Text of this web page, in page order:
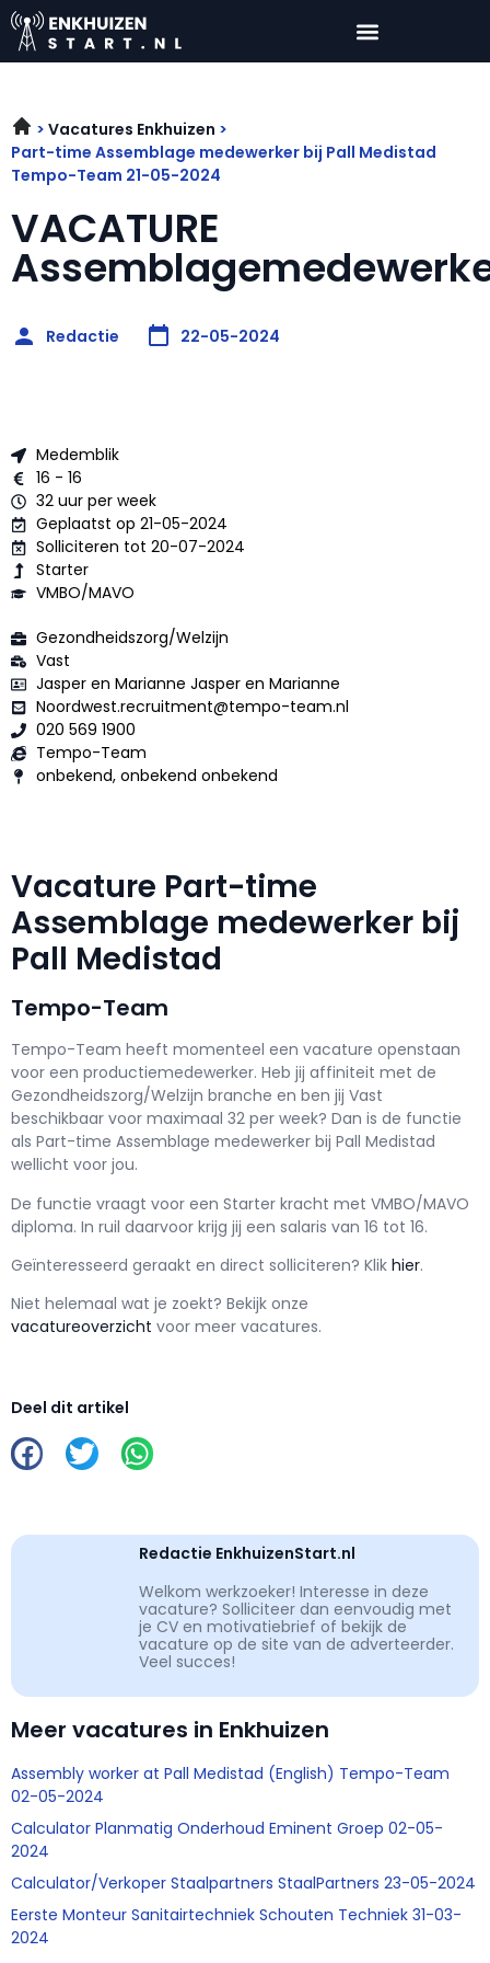
Vacatures Enkhuizen
Part-time Assemblage medewerker bij Pall Medistad
Tempo-Team 21-05-2024
VACATURE
Redactie 22-05-2024
Medemblik
16 - 16
32 uur per week
Geplaatst op 21-05-2024
Solliciteren tot 20-07-2024
Starter
VMBO/MAVO
Gezondheidszorg/Welzijn
Vast
Jasper en Marianne Jasper en Marianne
Noordwest.recruitment@tempo-team.nl
020 569 1900
Tempo-Team
onbekend, onbekend onbekend
Vacature Part-time
Assemblage medewerker bij
Pall Medistad
Tempo-Team
Tempo-Team heeft momenteel een vacature openstaan
voor een productiemedewerker. Heb jij affiniteit met de
Gezondheidszorg/Welzijn branche en ben jij Vast
beschikbaar voor maximaal 32 per week? Dan is de functie
als Part-time Assemblage medewerker bij Pall Medistad
wellicht voor jou.
De functie vraagt voor een Starter kracht met VMBO/MAVO
diploma. In ruil daarvoor krijg jij een salaris van 16 tot 16.
Geïnteresseerd geraakt en direct solliciteren? Klik hier.
Niet helemaal wat je zoekt? Bekijk onze
vacatureoverzicht voor meer vacatures.
Deel dit artikel
Redactie EnkhuizenStart.nl
Welkom werkzoeker! Interesse in deze
vacature? Solliciteer dan eenvoudig met
je CV en motivatiebrief of bekijk de
vacature op de site van de adverteerder.
Veel succes!
Meer vacatures in Enkhuizen
Assembly worker at Pall Medistad (English) Tempo-Team
02-05-2024
Calculator Planmatig Onderhoud Eminent Groep 02-05-
2024
Calculator/Verkoper Staalpartners StaalPartners 23-05-2024
Eerste Monteur Sanitairtechniek Schouten Techniek 31-03-
2024